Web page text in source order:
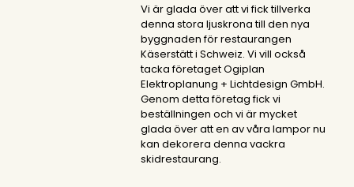
Vi är glada över att vi fick tillverka
denna stora ljuskrona till den nya
byggnaden för restaurangen
Käserstätt i Schweiz. Vi vill också
tacka företaget Ogiplan
Elektroplanung + Lichtdesign GmbH.
Genom detta företag fick vi
beställningen och vi är mycket
glada över att en av våra lampor nu
kan dekorera denna vackra
skidrestaurang.